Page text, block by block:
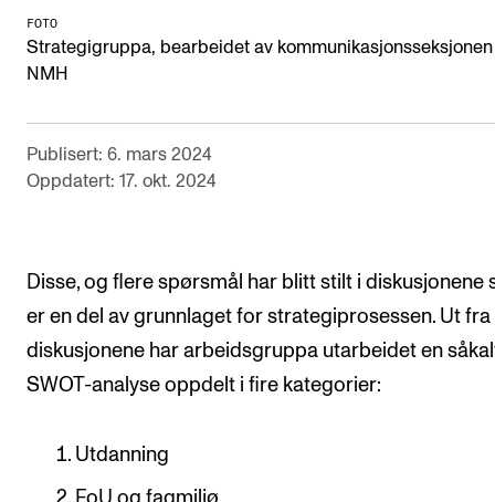
Rom, bygg, saler og studio
Semesterregistrering
STUDENTLIV
Betalte spilleoppdrag
Utveksling og reiser
Velferd og helse
Mangfold og likestilling
FOTO
Strategigruppa, bearbeidet av
NMH
Publisert: 6. mars 2024
Oppdatert: 17. okt. 2024
Disse, og flere spørsmål har blitt stilt i diskusjonene
er en del av grunnlaget for strategiprosessen. Ut fra
diskusjonene har arbeidsgruppa utarbeidet en
SWOT-analyse oppdelt i fire kategorier:
Utdanning
FoU og fagmiljø